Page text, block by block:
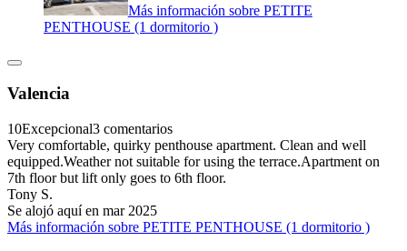
Más información sobre PETITE
PENTHOUSE (1 dormitorio )
Valencia
10Excepcional3 comentarios
Very comfortable, quirky penthouse apartment. Clean and well
equipped.Weather not suitable for using the terrace.Apartment on
7th floor but lift only goes to 6th floor.
Tony S.
Se alojó aquí en mar 2025
Más información sobre PETITE PENTHOUSE (1 dormitorio )